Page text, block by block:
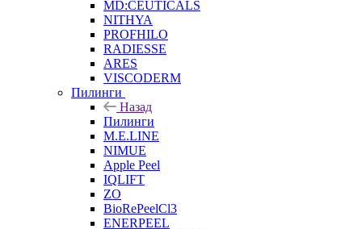
MD:CEUTICALS
NITHYA
PROFHILO
RADIESSE
ARES
VISCODERM
Пилинги
Назад
Пилинги
M.E.LINE
NIMUE
Apple Peel
IQLIFT
ZO
BioRePeelCl3
ENERPEEL